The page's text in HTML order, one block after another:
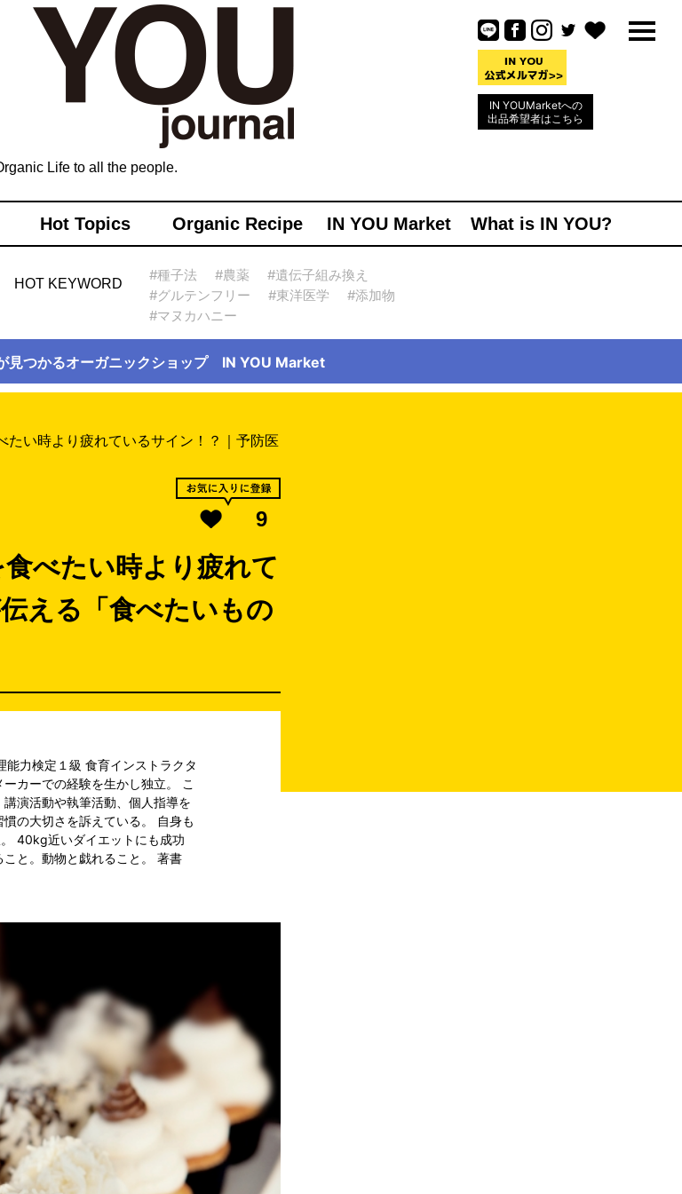
IN YOUMarketへの
出品希望者はこちら
Life to all the people.
Hot Topics Organic Recipe IN YOU Market What is IN YOU?
HOT KEYWORD
#種子法 #農薬
#遺伝子組み換え
#グルテンフリー
#東洋医学
#添加物
#マヌカハニー
見つかるオーガニックショップ IN YOU Market
い時より疲れているサイン！？｜予防医
9
べたい時より疲れて
える「食べたいもの
力検定１級 食育インストラクタ
カーでの経験を生かし独立。 こ
演活動や執筆活動、個人指導を
の大切さを訴えている。 自身も
40kg近いダイエットにも成功
と。動物と戯れること。 著書